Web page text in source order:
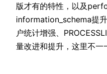
版才有的特性，以及
information_schema提
户统计增强、
量改进和提升，这里不一